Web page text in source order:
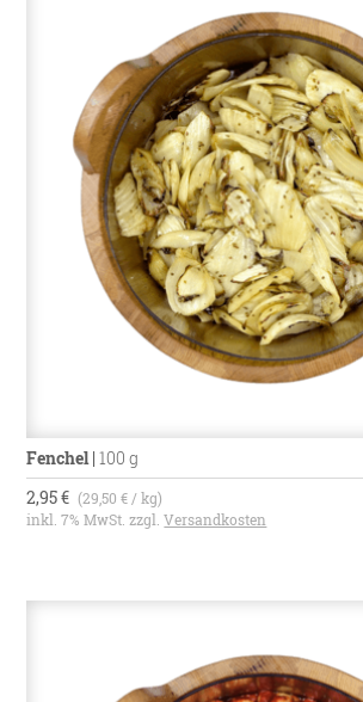
Fenchel |100 g
2,95 € (29,50 € / kg)
inkl. 7% MwSt. zzgl.Versandkosten